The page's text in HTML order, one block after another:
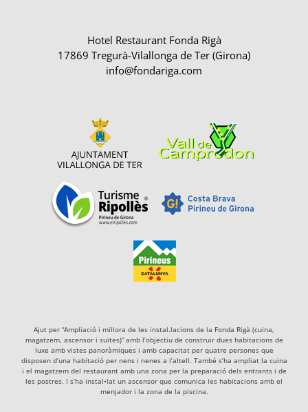
Hotel Restaurant Fonda Rigà
17869 Tregurà-Vilallonga de Ter (Girona)
info@fondariga.com
Ajut per “Ampliació i millora de les instal.lacions de la Fonda Rigà (cuina,
magatzem, ascensor i suites)” amb l’objectiu de construir dues habitacions de
luxe amb vistes panoràmiques i amb capacitat per quatre persones que
disposen d’una habitació per nens i nenes a l’altell. També s’ha ampliat la cuina
i el magatzem del restaurant amb una zona per la preparació dels entrants i de
les postres. I s’ha instal•lat un ascensor que comunica les habitacions amb el
menjador i la zona de la piscina.